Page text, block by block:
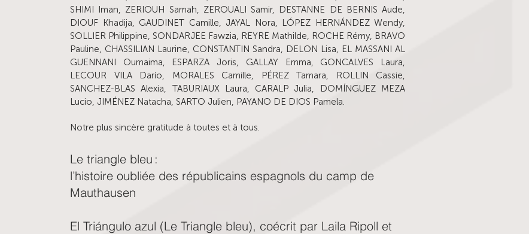
SHIMI Iman, ZERIOUH Samah, ZEROUALI Samir, DESTANNE DE BERNIS Aude,
DIOUF Khadija, GAUDINET Camille, JAYAL Nora, LÓPEZ HERNÁNDEZ Wendy,
SOLLIER Philippine, SONDARJEE Fawzia, REYRE Mathilde, ROCHE Rémy, BRAVO
Pauline, CHASSILIAN Laurine, CONSTANTIN Sandra, DELON Lisa, EL MASSANI AL
GUENNANI Oumaima, ESPARZA Joris, GALLAY Emma, GONCALVES Laura,
LECOUR VILA Darío, MORALES Camille, PÉREZ Tamara, ROLLIN Cassie,
SANCHEZ-BLAS Alexia, TABURIAUX Laura, CARALP Julia, DOMÍNGUEZ MEZA
Lucio, JIMÉNEZ Natacha, SARTO Julien, PAYANO DE DIOS Pamela.
Notre plus sincère gratitude à toutes et à tous.
Le triangle bleu :
l’histoire oubliée des républicains espagnols du camp de
Mauthausen
El Triángulo azul (Le Triangle bleu), coécrit par Laila Ripoll et